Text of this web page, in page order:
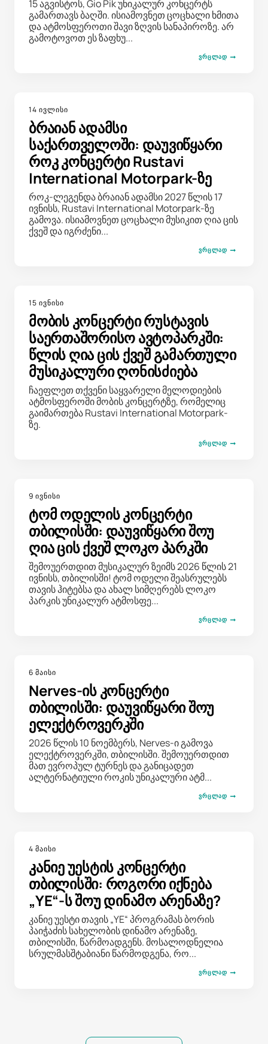
15 აგვისტოს, Gio Pik უნიკალურ კონცერტს
გამართავს ბაღში. ისიამოვნეთ ცოცხალი ხმითა
და ატმოსფეროთი შავი ზღვის სანაპიროზე. არ
გამოტოვოთ ეს ზაფხუ...
ᲕᲠᲪᲚᲐᲓ
14 ივლისი
ბრაიან ადამსი
საქართველოში: დაუვიწყარი
როკ კონცერტი Rustavi
International Motorpark-ზე
როკ-ლეგენდა ბრაიან ადამსი 2027 წლის 17
ივნისს, Rustavi International Motorpark-ზე
გამოვა. ისიამოვნეთ ცოცხალი მუსიკით ღია ცის
ქვეშ და იგრძენი...
ᲕᲠᲪᲚᲐᲓ
15 ივნისი
მობის კონცერტი რუსტავის
საერთაშორისო ავტოპარკში:
წლის ღია ცის ქვეშ გამართული
მუსიკალური ღონისძიება
ჩაეფლეთ თქვენი საყვარელი მელოდიების
ატმოსფეროში მობის კონცერტზე, რომელიც
გაიმართება Rustavi International Motorpark-
ზე.
ᲕᲠᲪᲚᲐᲓ
9 ივნისი
ტომ ოდელის კონცერტი
თბილისში: დაუვიწყარი შოუ
ღია ცის ქვეშ ლოკო პარკში
შემოუერთდით მუსიკალურ ზეიმს 2026 წლის 21
ივნისს, თბილისში! ტომ ოდელი შეასრულებს
თავის ჰიტებსა და ახალ სიმღერებს ლოკო
პარკის უნიკალურ ატმოსფე...
ᲕᲠᲪᲚᲐᲓ
6 მაისი
Nerves-ის კონცერტი
თბილისში: დაუვიწყარი შოუ
ელექტროვერკში
2026 წლის 10 ნოემბერს, Nerves-ი გამოვა
ელექტროვერკში, თბილისში. შემოუერთდით
მათ ევროპულ ტურნეს და განიცადეთ
ალტერნატიული როკის უნიკალური ატმ...
ᲕᲠᲪᲚᲐᲓ
4 მაისი
კანიე უესტის კონცერტი
თბილისში: როგორი იქნება
„YE“-ს შოუ დინამო არენაზე?
კანიე უესტი თავის „YE“ პროგრამას ბორის
პაიჭაძის სახელობის დინამო არენაზე,
თბილისში, წარმოადგენს. მოსალოდნელია
სრულმასშტაბიანი წარმოდგენა, რო...
ᲕᲠᲪᲚᲐᲓ